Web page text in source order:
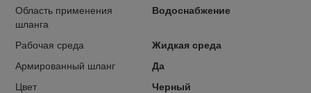
Область применения
шланга
Водоснабжение
Рабочая среда
Жидкая среда
Армированный шланг
Да
Цвет
Черный